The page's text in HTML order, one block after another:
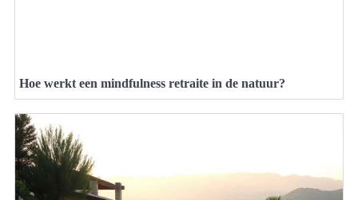
Hoe werkt een mindfulness retraite in de natuur?